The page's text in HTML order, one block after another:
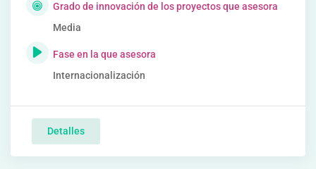
Grado de innovación de los proyectos que asesora
Media
Fase en la que asesora
Internacionalización
Detalles